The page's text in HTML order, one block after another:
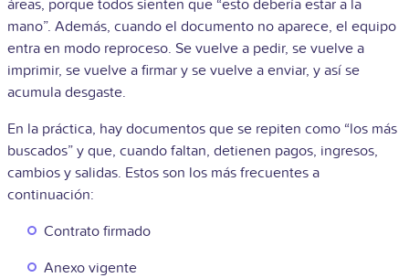
áreas, porque todos sienten que “esto debería estar a la
mano”. Además, cuando el documento no aparece, el equipo
entra en modo reproceso. Se vuelve a pedir, se vuelve a
imprimir, se vuelve a firmar y se vuelve a enviar, y así se
acumula desgaste.
En la práctica, hay documentos que se repiten como “los más
buscados” y que, cuando faltan, detienen pagos, ingresos,
cambios y salidas. Estos son los más frecuentes a
continuación:
Contrato firmado
Anexo vigente